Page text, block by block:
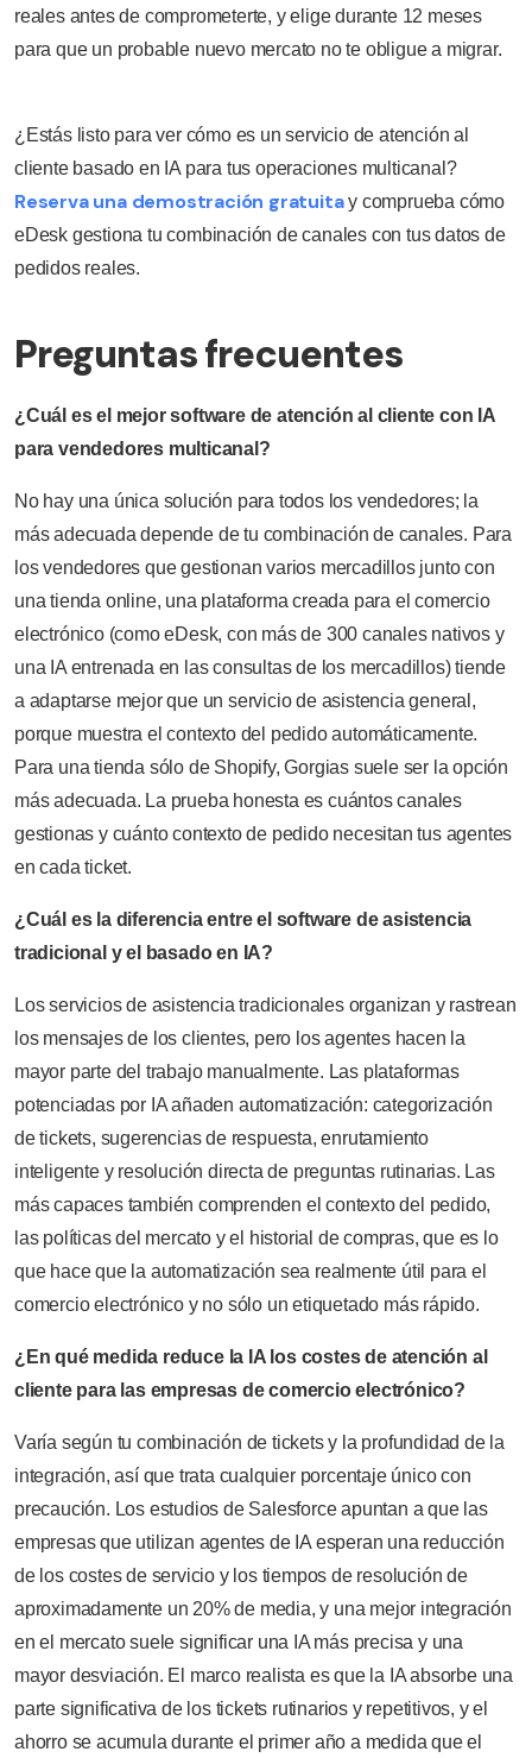
reales antes de comprometerte, y elige durante 12 meses
para que un probable nuevo mercato no te obligue a migrar.
¿Estás listo para ver cómo es un servicio de atención al
cliente basado en IA para tus operaciones multicanal?
Reserva una demostración gratuitay comprueba cómo
eDesk gestiona tu combinación de canales con tus datos de
pedidos reales.
Preguntas frecuentes
¿Cuál es el mejor software de atención al cliente con IA
para vendedores multicanal?
No hay una única solución para todos los vendedores; la
más adecuada depende de tu combinación de canales. Para
los vendedores que gestionan varios mercadillos junto con
una tienda online, una plataforma creada para el comercio
electrónico (como eDesk, con más de 300 canales nativos y
una IA entrenada en las consultas de los mercadillos) tiende
a adaptarse mejor que un servicio de asistencia general,
porque muestra el contexto del pedido automáticamente.
Para una tienda sólo de Shopify, Gorgias suele ser la opción
más adecuada. La prueba honesta es cuántos canales
gestionas y cuánto contexto de pedido necesitan tus agentes
en cada ticket.
¿Cuál es la diferencia entre el software de asistencia
tradicional y el basado en IA?
Los servicios de asistencia tradicionales organizan y rastrean
los mensajes de los clientes, pero los agentes hacen la
mayor parte del trabajo manualmente. Las plataformas
potenciadas por IA añaden automatización: categorización
de tickets, sugerencias de respuesta, enrutamiento
inteligente y resolución directa de preguntas rutinarias. Las
más capaces también comprenden el contexto del pedido,
las políticas del mercato y el historial de compras, que es lo
que hace que la automatización sea realmente útil para el
comercio electrónico y no sólo un etiquetado más rápido.
¿En qué medida reduce la IA los costes de atención al
cliente para las empresas de comercio electrónico?
Varía según tu combinación de tickets y la profundidad de la
integración, así que trata cualquier porcentaje único con
precaución. Los estudios de Salesforce apuntan a que las
empresas que utilizan agentes de IA esperan una reducción
de los costes de servicio y los tiempos de resolución de
aproximadamente un 20% de media, y una mejor integración
en el mercato suele significar una IA más precisa y una
mayor desviación. El marco realista es que la IA absorbe una
parte significativa de los tickets rutinarios y repetitivos, y el
ahorro se acumula durante el primer año a medida que el